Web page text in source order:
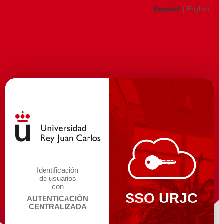
Español | English
Identificación
de usuarios
con
AUTENTICACIÓN
CENTRALIZADA
SSO URJC